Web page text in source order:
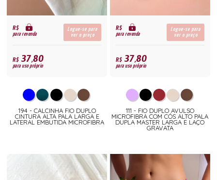
R$
para revenda
Logue-se para
ver o preço
R$37,80
para uso próprio
194 - CALCINHA FIO DUPLO
CINTURA ALTA PALA LARGA E
LATERAL EMBUTIDA MICROFIBRA
R$
para revenda
Logue-se para
ver o preço
R$37,80
para uso próprio
111 - FIO DUPLO AVULSO
MICROFIBRA COM CÓS ALTO PALA
DUPLA MASTER LARGA E LAÇO
GRAVATA